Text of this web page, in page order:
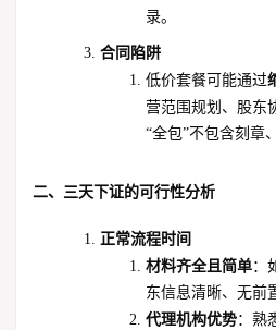
录。
合同陷阱
低价套餐可能通过
营范围规划、股东
“全包”不包含刻章
二、三天下证的可行性分析
正常流程时间
材料齐全且简单：
东信息清晰、无前
代理机构优势：熟